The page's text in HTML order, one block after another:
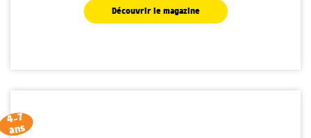
Découvrir le magazine
4-7
ans